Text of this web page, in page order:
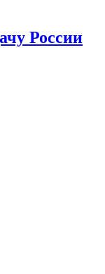
России